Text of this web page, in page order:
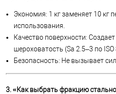
Экономия: 1 кг заменяет 10 кг
использования.
Качество поверхности:
шероховатость (Sa 2.5–3 по ISO
Безопасность: Не вызывает
3. «Как выбрать фракцию